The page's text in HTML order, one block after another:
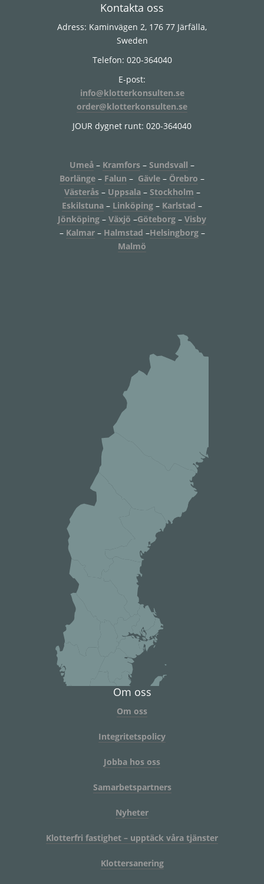
Kontakta oss
Adress: Kaminvägen 2, 176 77 Järfälla,
Sweden
Telefon: 020-364040
E-post:
info@klotterkonsulten.se
order@klotterkonsulten.se
JOUR dygnet runt: 020-364040
Umeå – Kramfors – Sundsvall –
Borlänge – Falun – Gävle – Örebro –
Västerås– Uppsala– Stockholm –
Eskilstuna – Linköping – Karlstad –
Jönköping – Växjö –Göteborg – Visby
– Kalmar– Halmstad –Helsingborg–
Malmö
Om oss
Om oss
Integritetspolicy
Jobba hos oss
Samarbetspartners
Nyheter
Klotterfri fastighet – upptäck våra tjänster
Klottersanering